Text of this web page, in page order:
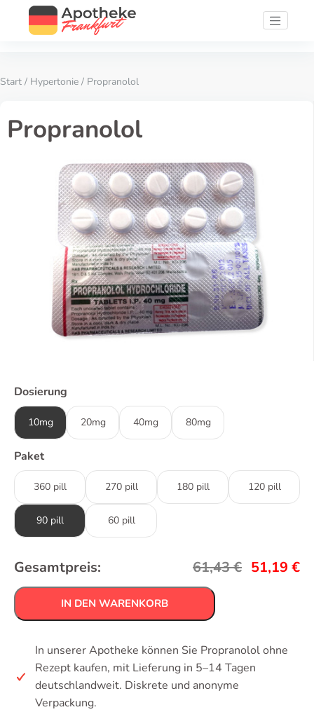
Start / Hypertonie / Propranolol
Propranolol
Dosierung
10mg 20mg 40mg 80mg
Paket
360 pill 270 pill 180 pill 120 pill
90 pill 60 pill
Gesamtpreis: 61,43€ 51,19 €
IN DEN WARENKORB
In unserer Apotheke können Sie Propranolol ohne
Rezept kaufen, mit Lieferung in 5–14 Tagen
deutschlandweit. Diskrete und anonyme
Verpackung.